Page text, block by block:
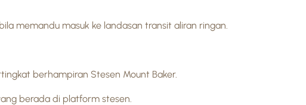
memandu masuk ke landasan transit aliran ringan.
berhampiran Stesen Mount Baker.
berada di platform stesen.